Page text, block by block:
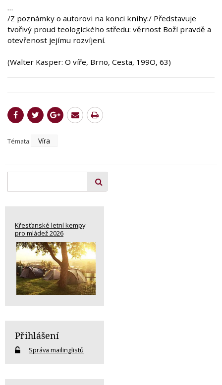
…
/Z poznámky o autorovi na konci knihy:/ Představuje
tvořivý proud teologického středu: věrnost Boží pravdě a
otevřenost jejímu rozvíjení.
(Walter Kasper: O víře, Brno, Cesta, 199O, 63)
Témata: Víra
Křesťanské letní kempy
pro mládež 2026
Přihlášení
Správa mailinglistů